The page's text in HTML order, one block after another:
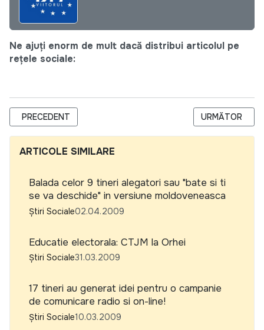
Ne ajuți enorm de mult dacă distribui articolul pe
rețele sociale:
ARTICOL PRECEDENT: MASS-MEDIA CONTINUA SA FACA
PRECEDENT ARTICOLUL
URMĂTOR
ARTICOLE SIMILARE
Balada celor 9 tineri alegatori sau "bate si ti
se va deschide" in versiune moldoveneasca
Știri Sociale02.04.2009
Educatie electorala: CTJM la Orhei
Știri Sociale31.03.2009
17 tineri au generat idei pentru o campanie
de comunicare radio si on-line!
Știri Sociale10.03.2009